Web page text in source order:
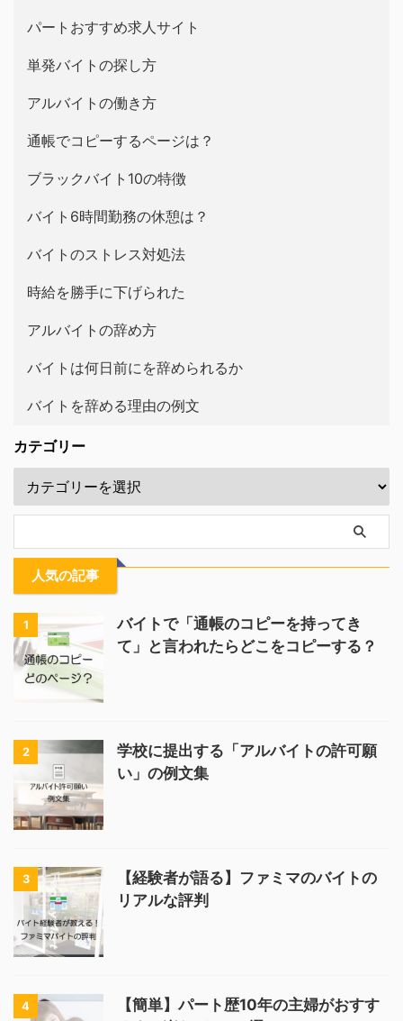
パートおすすめ求人サイト
単発バイトの探し方
アルバイトの働き方
通帳でコピーするページは？
ブラックバイト10の特徴
バイト6時間勤務の休憩は？
バイトのストレス対処法
時給を勝手に下げられた
アルバイトの辞め方
バイトは何日前にを辞められるか
バイトを辞める理由の例文
カテゴリー
人気の記事
1
バイトで「通帳のコピーを持ってき
て」と言われたらどこをコピーする？
2
学校に提出する「アルバイトの許可願
い」の例文集
3
【経験者が語る】ファミマのバイトの
リアルな評判
4
【簡単】パート歴10年の主婦がおすす